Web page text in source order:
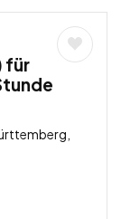
für